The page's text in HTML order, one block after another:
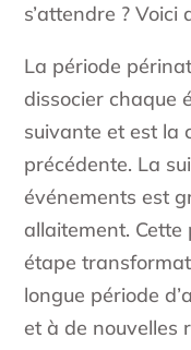
s’attendre ? Voici
La période
dissocier chaque
suivante et est la
précédente. La
événements est
allaitement.
étape
longue période
et à de nouvelles